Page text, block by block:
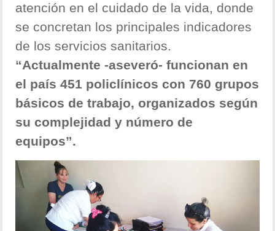
atención en el cuidado de la vida, donde
se concretan los principales indicadores
de los servicios sanitarios.
“Actualmente -aseveró- funcionan en
el país 451 policlínicos con 760 grupos
básicos de trabajo, organizados según
su complejidad y número de
equipos”.